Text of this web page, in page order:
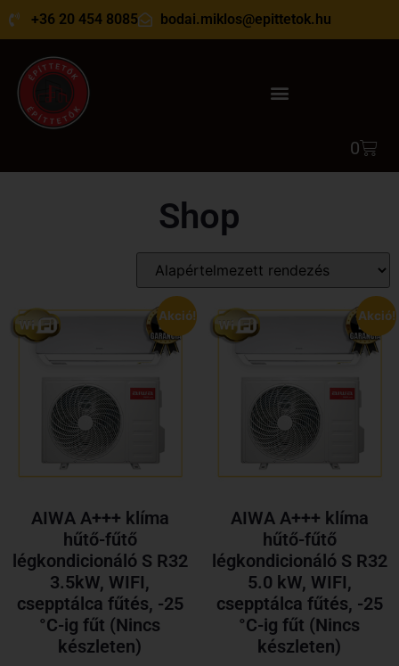
+36 20 454 8085 bodai.miklos@epittetok.hu
0
Shop
Akció!
AIWA A+++ klíma
hűtő-fűtő
légkondicionáló S R32
3.5kW, WIFI,
csepptálca fűtés, -25
°C-ig fűt (Nincs
készleten)
Akció!
AIWA A+++ klíma
hűtő-fűtő
légkondicionáló S R32
5.0 kW, WIFI,
csepptálca fűtés, -25
°C-ig fűt (Nincs
készleten)